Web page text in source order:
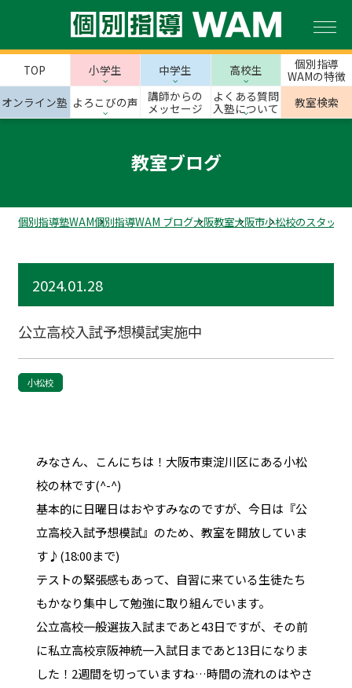
TOP 小学生 中学生 高校生
個別指導
WAMの特徴
オンライン塾 よろこびの声
講師からの
メッセージ
よくある質問
入塾について
教室検索
教室ブログ
個別指導塾WAM個別指導WAM ブログ大阪教室大阪市小松校のスタッフ
2024.01.28
公立高校入試予想模試実施中
小松校
みなさん、こんにちは！大阪市東淀川区にある小松
校の林です(^-^)
基本的に日曜日はおやすみなのですが、今日は『公
立高校入試予想模試』のため、教室を開放していま
す♪(18:00まで)
テストの緊張感もあって、自習に来ている生徒たち
もかなり集中して勉強に取り組んでいます。
公立高校一般選抜入試まであと43日ですが、その前
に私立高校京阪神統一入試日まであと13日になりま
した！2週間を切っていますね…時間の流れのはやさ